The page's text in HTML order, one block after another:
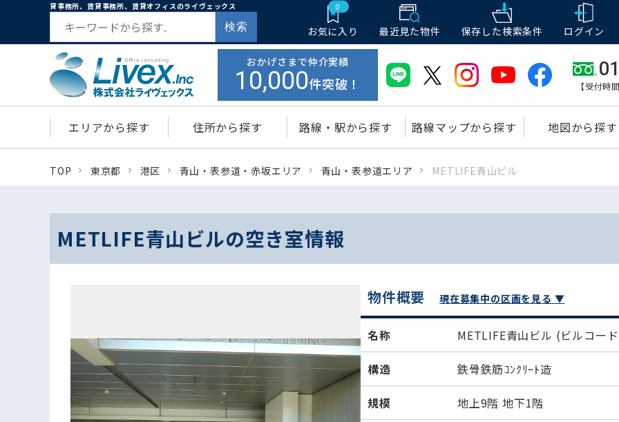
貸事務所、賃貸事務所、賃貸オフィスのライヴェックス
検索
0
お気に入り 最近見た物件 保存した検索条件 ログイン
おかげさまで仲介実績
10,000件突破！ 【受付時
エリアから探す 住所から探す 路線・駅から探す 路線マップから探す 地図から探す
TOP 東京都 港区 青山・表参道・赤坂エリア 青山・表参道エリア METLIFE青山ビル
METLIFE青山ビルの空き室情報
物件概要 現在募集中の区画を見る ▼
名称 METLIFE青山ビル (ビルコー
構造 鉄骨鉄筋ｺﾝｸﾘｰﾄ造
規模 地上9階 地下1階